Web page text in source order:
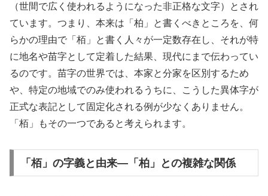
（世間で広く使われるようになった非正格な文字）とされ
ています。つまり、本来は「柏」と書くべきところを、何
らかの理由で「栢」と書く人々が一定数存在し、それが特
に地名や苗字として定着した結果、現代にまで伝わってい
るのです。苗字の世界では、本家と分家を区別するため
や、特定の地域でのみ使われるうちに、こうした異体字が
正式な表記として固定化される例が少なくありません。
「栢」もその一つであると考えられます。
「栢」の字義と由来—「柏」との複雑な関係